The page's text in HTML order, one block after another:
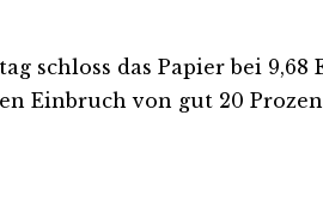
schloss das Papier bei
Einbruch von gut 20